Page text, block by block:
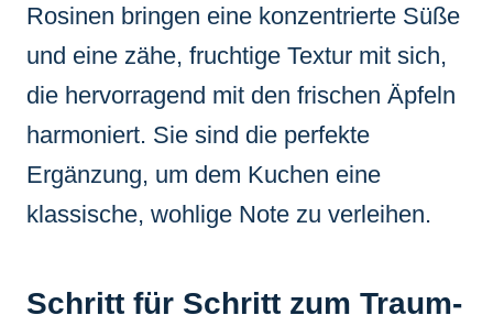
Rosinen bringen eine konzentrierte Süße
und eine zähe, fruchtige Textur mit sich,
die hervorragend mit den frischen Äpfeln
harmoniert. Sie sind die perfekte
Ergänzung, um dem Kuchen eine
klassische, wohlige Note zu verleihen.
Schritt für Schritt zum Traum-